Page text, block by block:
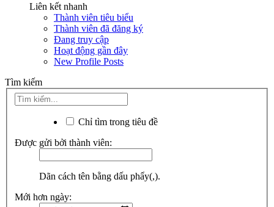
Liên kết nhanh
Thành viên tiêu biểu
Thành viên đã đăng ký
Đang truy cập
Hoạt động gần đây
New Profile Posts
Tìm kiếm
Chỉ tìm trong tiêu đề
Được gửi bởi thành viên:
Dãn cách tên bằng dấu phẩy(,).
Mới hơn ngày: